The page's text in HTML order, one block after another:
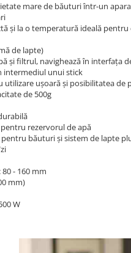
mare de băuturi într-un
și la o temperatură ideală pentru
de lapte)
și filtrul, navighează în interfața
intermediul unui stick
utilizare ușoară și posibilitatea de
de 500g
rezervorul de apă
băuturi și sistem de lapte
- 160 mm
mm)
W